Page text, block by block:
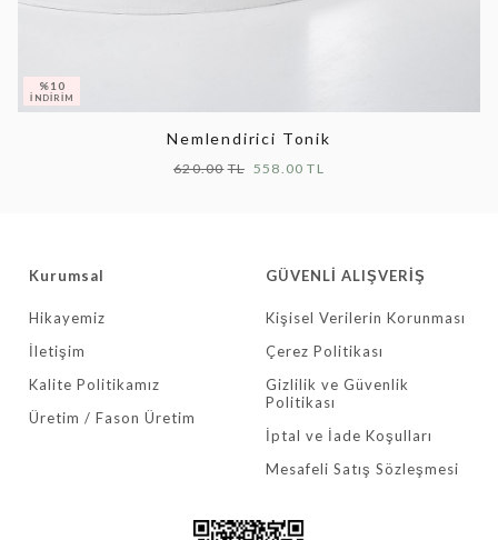
Nemlendirici Tonik
620.00 558.00
Kurumsal
Hikayemiz
İletişim
Kalite Politikamız
Üretim / Fason Üretim
GÜVENLİ ALIŞVERİŞ
Kişisel Verilerin Korunması
Çerez Politikası
Gizlilik ve Güvenlik
Politikası
İptal ve İade Koşulları
Mesafeli Satış Sözleşmesi